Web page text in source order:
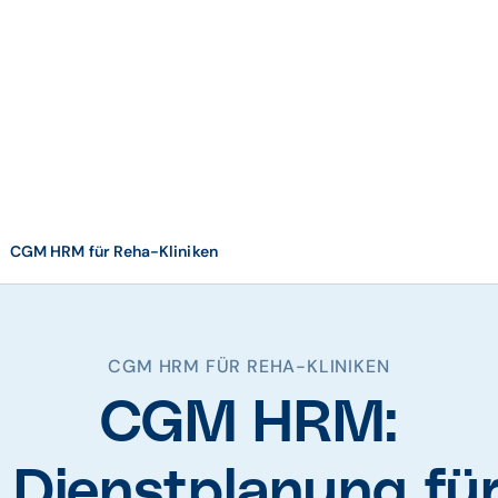
CGM HRM für Reha-Kliniken
CGM HRM FÜR REHA-KLINIKEN
CGM HRM: